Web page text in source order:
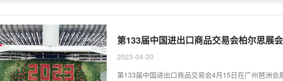
第133届中国进出口商品交易会柏尔思展
2023-04-20
第133届中国进出口商品交易会4月15日在广州琶洲会